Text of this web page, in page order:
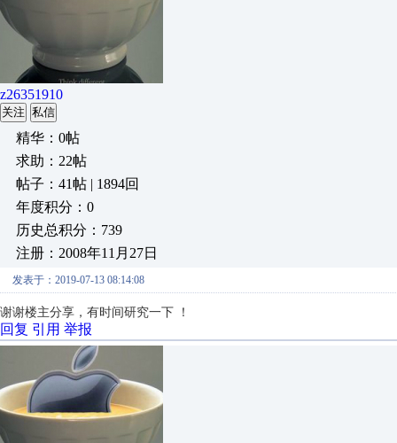
z26351910
关注 私信
精华：0帖
求助：22帖
帖子：41帖 | 1894回
年度积分：0
历史总积分：739
注册：2008年11月27日
发表于：2019-07-13 08:14:08
谢谢楼主分享，有时间研究一下 ！
回复 引用 举报